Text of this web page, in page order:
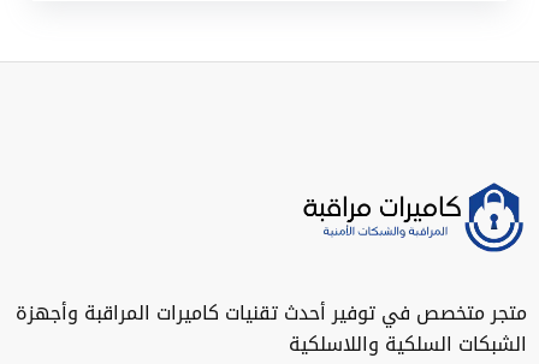
متجر متخصص في توفير أحدث تقنيات كاميرات المراقبة وأجهزة
الشبكات السلكية واللاسلكية